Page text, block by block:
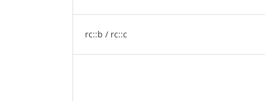
rc::b / rc::c